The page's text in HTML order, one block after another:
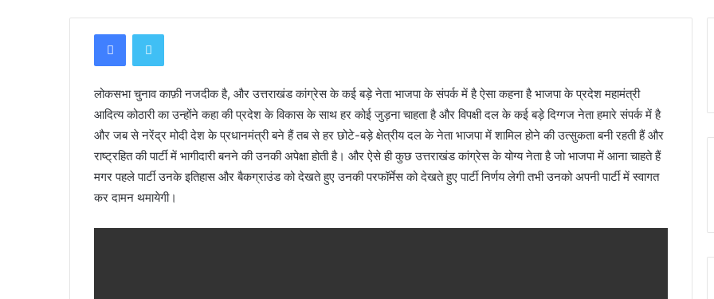
लोकसभा चुनाव काफ़ी नजदीक है, और उत्तराखंड कांग्रेस के कई बड़े नेता भाजपा के संपर्क में है ऐसा कहना है भाजपा के प्रदेश महामंत्री
आदित्य कोठारी का उन्होंने कहा की प्रदेश के विकास के साथ हर कोई जुड़ना चाहता है और विपक्षी दल के कई बड़े दिग्गज नेता हमारे संपर्क में है
और जब से नरेंद्र मोदी देश के प्रधानमंत्री बने हैं तब से हर छोटे-बड़े क्षेत्रीय दल के नेता भाजपा में शामिल होने की उत्सुकता बनी रहती हैं और
राष्ट्रहित की पार्टी में भागीदारी बनने की उनकी अपेक्षा होती है। और ऐसे ही कुछ उत्तराखंड कांग्रेस के योग्य नेता है जो भाजपा में आना चाहते हैं
मगर पहले पार्टी उनके इतिहास और बैकग्राउंड को देखते हुए उनकी परफॉर्मेस को देखते हुए पार्टी निर्णय लेगी तभी उनको अपनी पार्टी में स्वागत
कर दामन थमायेगी।